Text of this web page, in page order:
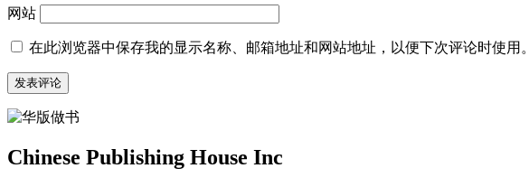
网站
在此浏览器中保存我的显示名称、邮箱地址和网站地址，以便下次评论时使用。
Chinese Publishing House Inc